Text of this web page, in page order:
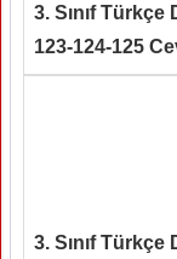
3. Sınıf Türkçe
123-124-125
3. Sınıf Türkçe